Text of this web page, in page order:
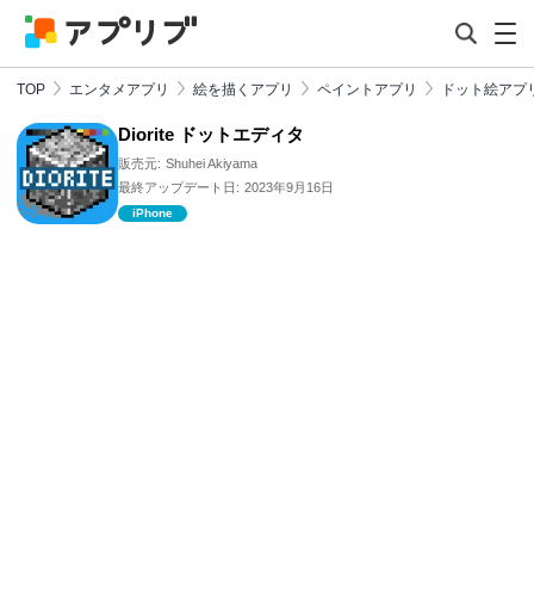
TOP エンタメアプリ 絵を描くアプリ ペイントアプリ ドット絵アプ
Diorite ドットエディタ
販売元: Shuhei Akiyama
最終アップデート日: 2023年9月16日
iPhone